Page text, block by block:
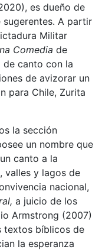
es dueño de
A partir
Militar
Comedia de
de canto con la
de avizorar un
para Chile, Zurita
la sección
un nombre que
canto a la
valles y lagos de
nacional,
a juicio de los
Armstrong (2007)
textos bíblicos de
la esperanza